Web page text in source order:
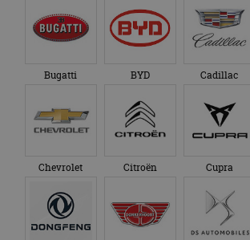
Bugatti BYD Cadillac
Chevrolet Citroën Cupra